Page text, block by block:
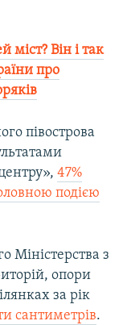
міст? Він і так
про
півострова
47%
подією
Міністерства з
опори
за рік
сантиметрів.